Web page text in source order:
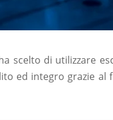
scelto di utilizzare
ed integro grazie al